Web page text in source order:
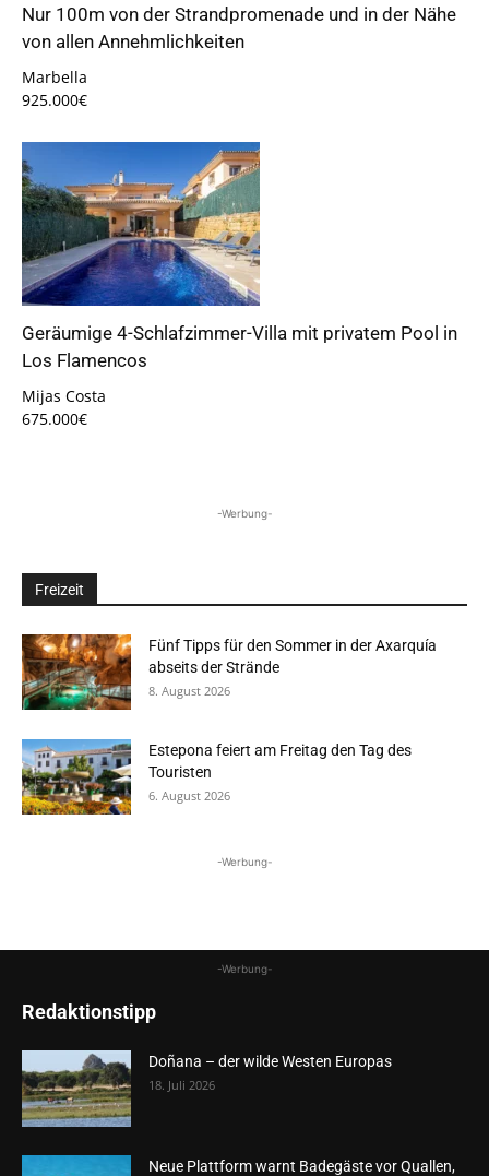
Nur 100m von der Strandpromenade und in der Nähe
von allen Annehmlichkeiten
Marbella
925.000€
Geräumige 4-Schlafzimmer-Villa mit privatem Pool in
Los Flamencos
Mijas Costa
675.000€
-Werbung-
Freizeit
Fünf Tipps für den Sommer in der Axarquía
abseits der Strände
8. August 2026
Estepona feiert am Freitag den Tag des
Touristen
6. August 2026
-Werbung-
-Werbung-
Redaktionstipp
Doñana – der wilde Westen Europas
18. Juli 2026
Neue Plattform warnt Badegäste vor Quallen,